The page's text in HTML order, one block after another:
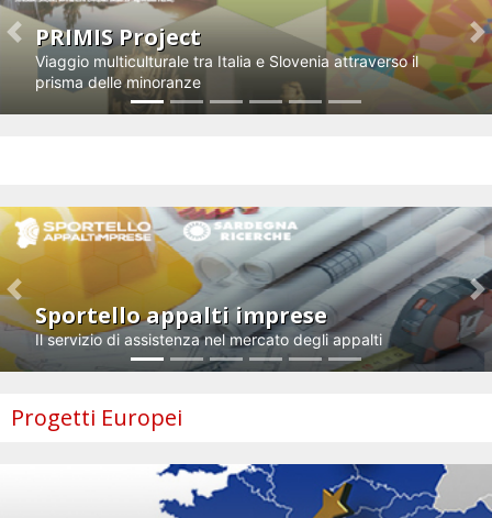
PRIMIS Project
Viaggio multiculturale tra Italia e Slovenia attraverso il
prisma delle minoranze
Previous
Sportello appalti imprese
Il servizio di assistenza nel mercato degli appalti
Previous
Progetti Europei